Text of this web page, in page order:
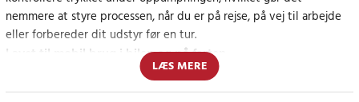
nemmere at styre processen, når du er på rejse, på vej til arbejde
eller forbereder dit udstyr før en tur.
Lavet til mobil brug i bilen og på farten
Med et letvægtsdesign (ca. 440 g) og batteridrift kan
kompressoren opbevares i en bil eller rygsæk og bruges uden
LÆS MERE